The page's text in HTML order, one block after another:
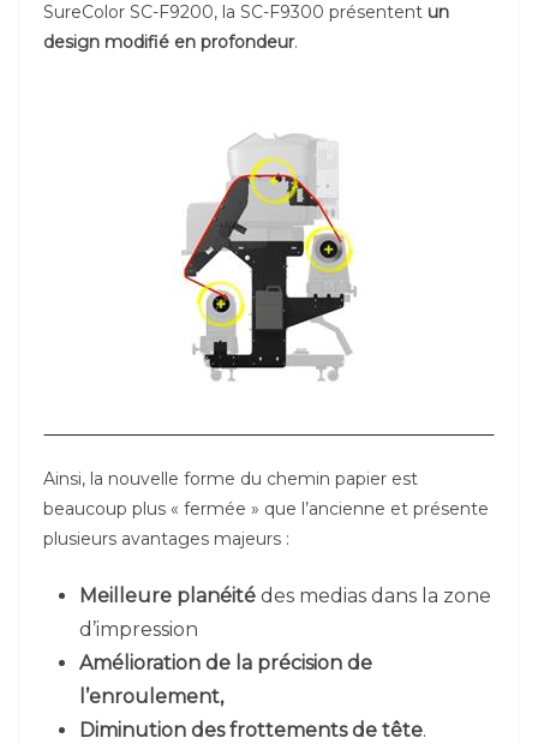
SureColor SC-F9200, la SC-F9300 présentent un
design modifié en profondeur.
Ainsi, la nouvelle forme du chemin papier est
beaucoup plus « fermée » que l’ancienne et présente
plusieurs avantages majeurs :
Meilleure planéité des medias dans la zone
d’impression
Amélioration de la précision de
l’enroulement,
Diminution des frottements de tête.